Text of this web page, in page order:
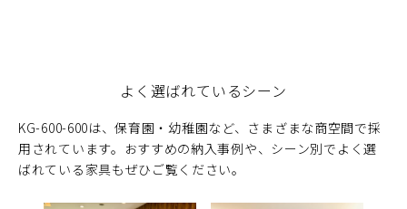
よく選ばれているシーン
KG-600-600は、保育園・幼稚園など、さまざまな商空間で採
用されています。おすすめの納入事例や、シーン別でよく選
ばれている家具もぜひご覧ください。